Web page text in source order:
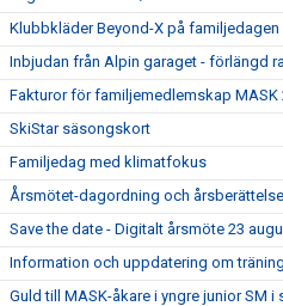
Klubbkläder Beyond-X på familjedagen
Inbjudan från Alpin garaget - förlängd
Fakturor för familjemedlemskap MASK
SkiStar säsongskort
Familjedag med klimatfokus
Årsmötet-dagordning och
Save the date - Digitalt årsmöte 23
Information och uppdatering om
Guld till MASK-åkare i yngre junior SM i